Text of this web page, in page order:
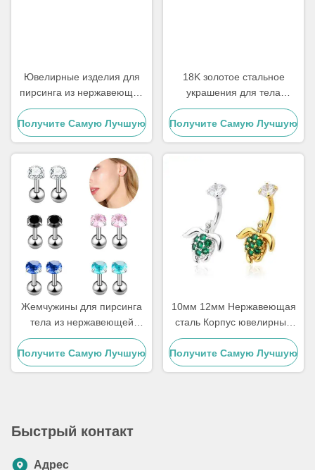
Ювелирные изделия для
пирсинга из нержавеющей
стали 14K Gold Labret для
губ 1,2 мм
Получите Самую Лучшую
Цену
18K золотое стальное
украшения для тела
Штучные серьги 1,0 X 8 мм
Ушные пирсинг украшения
для женщин
Получите Самую Лучшую
Цену
Жемчужины для пирсинга
тела из нержавеющей
стали
Получите Самую Лучшую
10мм 12мм Нержавеющая
сталь Корпус ювелирные
изделия Розовый камень
Пупка пирсинг ювелирные
изделия
Получите Самую Лучшую
Быстрый контакт
Адрес